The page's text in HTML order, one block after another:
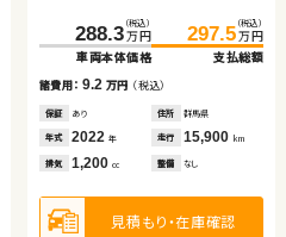
288.3 （税込）
万円
車両本体価格
297.5 （税込）
万円
支払総額
諸費用：9.2 万円 （税込）
保証 あり 住所 群馬県
年式 2022 年 走行 15,900 km
排気 1,200 cc 整備 なし
見積もり・在庫確認